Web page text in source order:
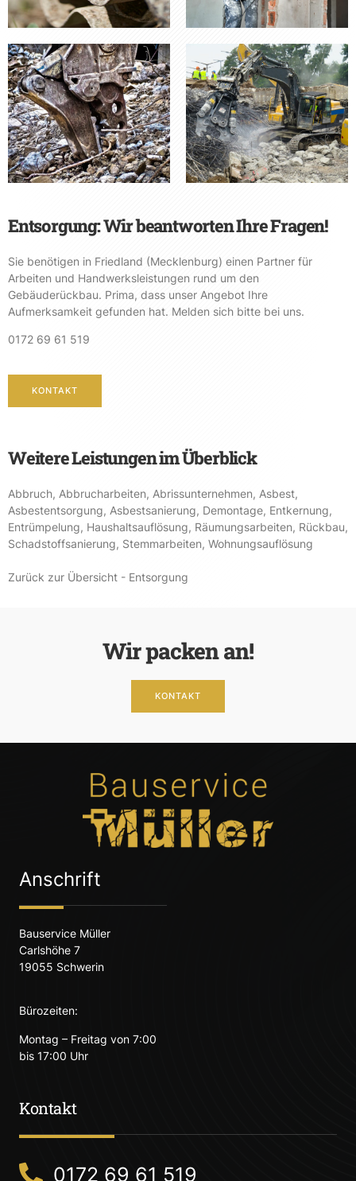
Entsorgung: Wir beantworten Ihre Fragen!
Sie benötigen in Friedland (Mecklenburg) einen Partner für
Arbeiten und Handwerksleistungen rund um den
Gebäuderückbau. Prima, dass unser Angebot Ihre
Aufmerksamkeit gefunden hat. Melden sich bitte bei uns.
0172 69 61 519
KONTAKT
Weitere Leistungen im Überblick
Abbruch, Abbrucharbeiten, Abrissunternehmen, Asbest,
Asbestentsorgung, Asbestsanierung, Demontage, Entkernung,
Entrümpelung, Haushaltsauflösung, Räumungsarbeiten, Rückbau,
Schadstoffsanierung, Stemmarbeiten, Wohnungsauflösung
Zurück zur Übersicht - Entsorgung
Wir packen an!
KONTAKT
Anschrift
Bauservice Müller
Carlshöhe 7
19055 Schwerin
Bürozeiten:
Montag – Freitag von 7:00
bis 17:00 Uhr
Kontakt
0172 69 61 519